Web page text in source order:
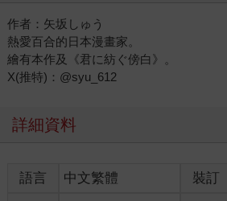
作者：矢坂しゅう
熱愛百合的日本漫畫家。
繪有本作及《君に紡ぐ傍白》。
X(推特)：@syu_612
詳細資料
語言 中文繁體
裝訂